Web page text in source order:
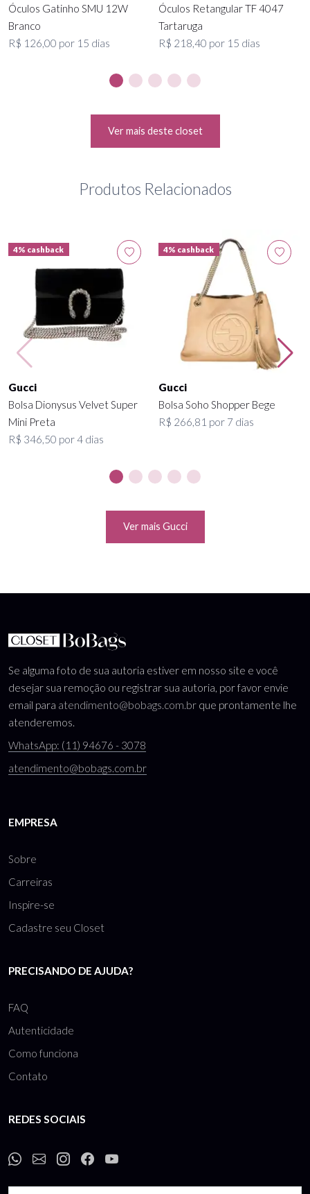
Óculos Gatinho SMU 12W
Branco
R$ 126,00 por 15 dias
Óculos Retangular TF 4047
Tartaruga
R$ 218,40 por 15 dias
Ver mais deste closet
Produtos Relacionados
4% cashback
Gucci
Bolsa Dionysus Velvet Super
Mini Preta
R$ 346,50 por 4 dias
4% cashback
Gucci
Bolsa Soho Shopper Bege
R$ 266,81 por 7 dias
Ver mais Gucci
Se alguma foto de sua autoria estiver em nosso site e você
desejar sua remoção ou registrar sua autoria, por favor envie
email para atendimento@bobags.com.br que prontamente lhe
atenderemos.
WhatsApp: (11) 94676 - 3078
atendimento@bobags.com.br
EMPRESA
Sobre
Carreiras
Inspire-se
Cadastre seu Closet
PRECISANDO DE AJUDA?
FAQ
Autenticidade
Como funciona
Contato
REDES SOCIAIS